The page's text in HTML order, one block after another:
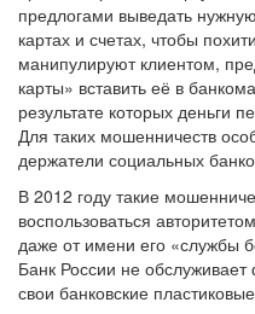
предлогами выведать
картах и счетах, чтобы
манипулируют клиентом,
карты» вставить её в
результате которых деньги
Для таких мошенничеств
держатели социальных
В 2012 году такие
воспользоваться
даже от имени его «службы
Банк России не
свои банковские